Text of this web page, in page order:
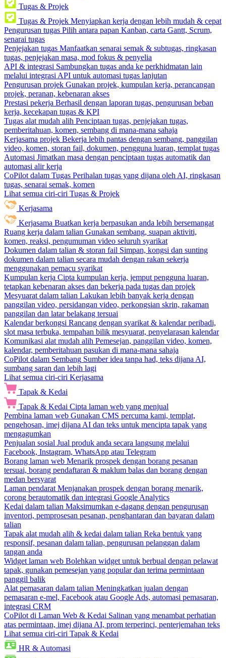
Tugas & Projek
Tugas & Projek Menyiapkan kerja dengan lebih mudah & cepat
Pengurusan tugas Pilih antara papan Kanban, carta Gantt, Scrum,
senarai tugas
Penjejakan tugas Manfaatkan senarai semak & subtugas, ringkasan
tugas, penjejakan masa, mod fokus & penyelia
API & integrasi Sambungkan tugas anda ke perkhidmatan lain
melalui integrasi API untuk automasi tugas lanjutan
Pengurusan projek Gunakan projek, kumpulan kerja, perancangan
projek, peranan, kebenaran akses
Prestasi pekerja Berhasil dengan laporan tugas, pengurusan beban
kerja, kecekapan tugas & KPI
Tugas alat mudah alih Penciptaan tugas, penjejakan tugas,
pemberitahuan, komen, sembang di mana-mana sahaja
Kerjasama projek Bekerja lebih pantas dengan sembang, panggilan
video, komen, storan fail, dokumen, pengguna luaran, templat tugas
Automasi Jimatkan masa dengan penciptaan tugas automatik dan
automasi alir kerja
CoPilot dalam Tugas Perihalan tugas yang dijana oleh AI, ringkasan
tugas, senarai semak, komen
Lihat semua ciri-ciri Tugas & Projek
Kerjasama
Kerjasama Buatkan kerja berpasukan anda lebih bersemangat
Ruang kerja dalam talian Gunakan sembang, suapan aktiviti,
komen, reaksi, pengumuman video seluruh syarikat
Dokumen dalam talian & storan fail Simpan, kongsi dan sunting
dokumen dalam talian secara mudah dengan rakan sekerja
menggunakan pemacu syarikat
Kumpulan kerja Cipta kumpulan kerja, jemput pengguna luaran,
tetapkan kebenaran akses dan bekerja pada tugas dan projek
Mesyuarat dalam talian Lakukan lebih banyak kerja dengan
panggilan video, persidangan video, perkongsian skrin, rakaman
panggilan dan latar belakang tersuai
Kalendar berkongsi Rancang dengan syarikat & kalendar peribadi,
slot masa terbuka, tempahan bilik mesyuarat, penyelarasan kalendar
Komunikasi alat mudah alih Pemesejan, panggilan video, komen,
kalendar, pemberitahuan pasukan di mana-mana sahaja
CoPilot dalam Sembang Sumber idea tanpa had, teks dijana AI,
sumbang saran dan lebih lagi
Lihat semua ciri-ciri Kerjasama
Tapak & Kedai
Tapak & Kedai Cipta laman web yang menjual
Pembina laman web Gunakan CMS percuma kami, templat,
pengehosan, imej dijana AI dan teks untuk mencipta tapak yang
mengagumkan
Penjualan sosial Jual produk anda secara langsung melalui
Facebook, Instagram, WhatsApp atau Telegram
Borang laman web Menarik prospek dengan borang pesanan
tersuai, borang pendaftaran & maklum balas dan borang dengan
medan bersyarat
Laman pendarat Menjanakan prospek dengan borang menarik,
corong berautomatik dan integrasi Google Analytics
Kedai dalam talian Maksimumkan e-dagang dengan pengurusan
inventori, pemprosesan pesanan, penghantaran dan bayaran dalam
talian
Tapak alat mudah alih & kedai dalam talian Reka bentuk yang
responsif, pesanan dalam talian, pengurusan pelanggan dalam
tangan anda
Widget laman web Bolehkan widget untuk berbual dengan pelawat
tapak, gunakan pemesejan yang popular dan terima permintaan
panggil balik
Alat pemasaran dalam talian Meningkatkan jualan dengan
pemasaran e-mel, Facebook atau Google Ads, automasi pemasaran,
integrasi CRM
CoPilot di Laman Web & Kedai Salinan yang menambat perhatian
atas permintaan, imej dijana AI, prom terperinci, penterjemahan teks
Lihat semua ciri-ciri Tapak & Kedai
HR & Automasi